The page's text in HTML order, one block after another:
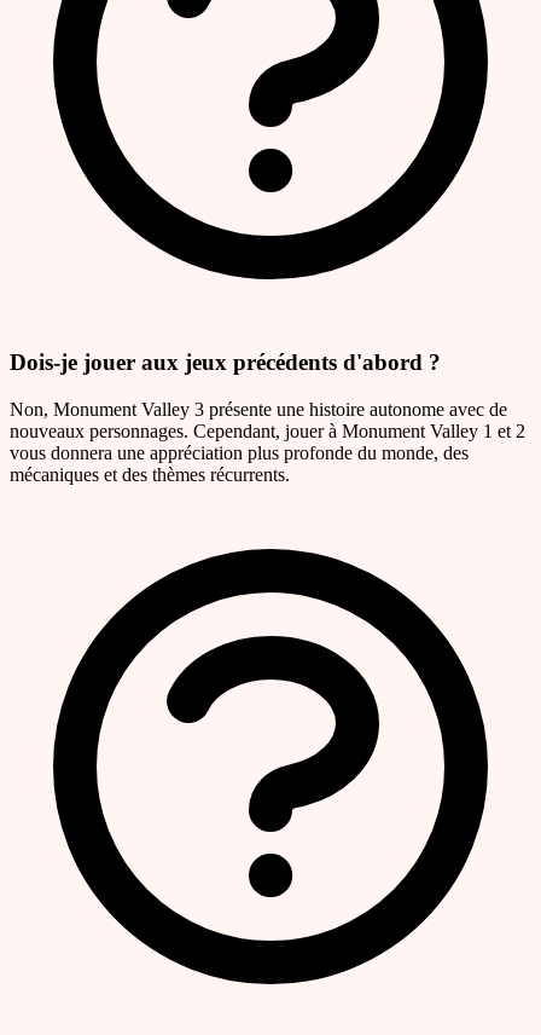
Dois-je jouer aux jeux précédents d'abord ?
Non, Monument Valley 3 présente une histoire autonome avec de
nouveaux personnages. Cependant, jouer à Monument Valley 1 et 2
vous donnera une appréciation plus profonde du monde, des
mécaniques et des thèmes récurrents.